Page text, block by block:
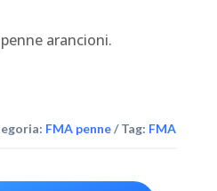
arancioni.
FMA penne Tag: FMA